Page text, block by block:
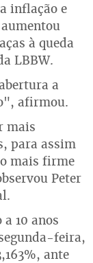
inflação e
à queda
LBBW.
a
afirmou.
mais
para assim
mais firme
Peter
10 anos
feira,
ante